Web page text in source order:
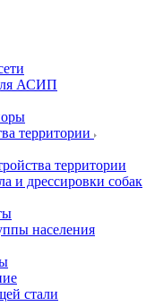
АСИП
территории
территории
и дрессировки собак
населения
стали